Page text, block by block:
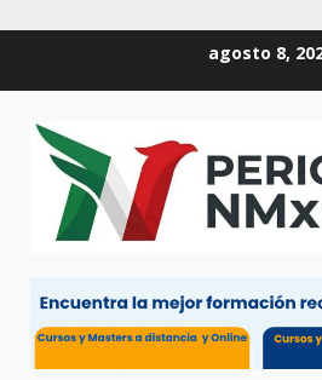
agosto 8,